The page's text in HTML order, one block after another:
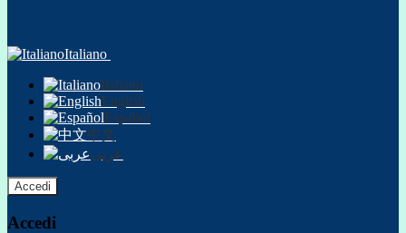
Italiano
Italiano
English
Español
中文
عربى
Accedi
Accedi